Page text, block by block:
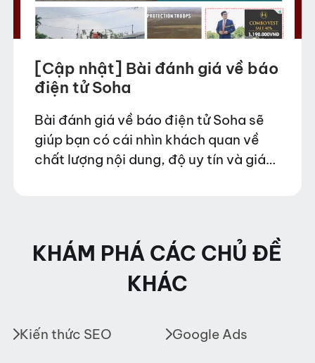
[Cập nhật] Bài đánh giá về báo
điện tử Soha
Bài đánh giá về báo điện tử Soha sẽ
giúp bạn có cái nhìn khách quan về
chất lượng nội dung, độ uy tín và giá
KHÁM PHÁ CÁC CHỦ ĐỀ
KHÁC
Kiến thức SEO Google Ads